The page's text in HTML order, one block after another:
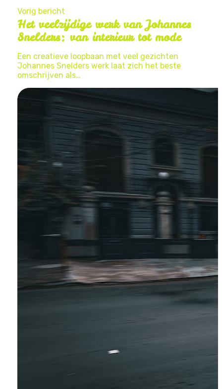
Vorig bericht
Het veelzijdige werk van Johannes
Snelders: van interieur tot mode
Een creatieve loopbaan met veel gezichten
Johannes Snelders werk laat zich het beste
omschrijven als…